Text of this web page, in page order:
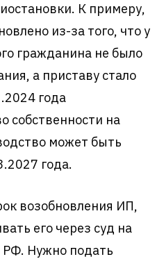
К примеру,
из-за того, что у
гражданина не было
а приставу стало
года
собственности на
может быть
года.
возобновления ИП,
его через суд на
РФ. Нужно подать